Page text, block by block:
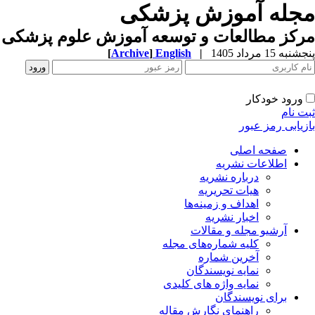
مجله آموزش پزشکی
مرکز مطالعات و توسعه آموزش علوم پزشکی
پنجشنبه 15 مرداد 1405 |
English
[Archive]
ورود خودکار
ثبت نام
بازیابی رمز عبور
صفحه اصلی
اطلاعات نشریه
درباره نشریه
هیات تحریریه
اهداف و زمینه‌ها
اخبار نشریه
آرشیو مجله و مقالات
کلیه شماره‌های مجله
آخرین شماره
نمایه نویسندگان
نمایه واژه های کلیدی
برای نویسندگان
راهنمای نگارش مقاله